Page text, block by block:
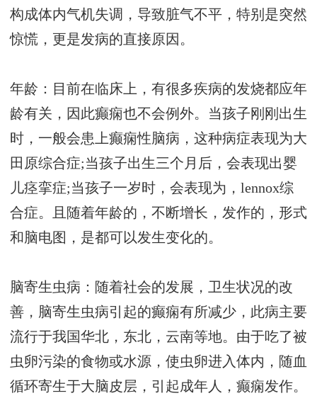
构成体内气机失调，导致脏气不平，特别是突然
惊慌，更是发病的直接原因。
年龄：目前在临床上，有很多疾病的发烧都应年
龄有关，因此癫痫也不会例外。当孩子刚刚出生
时，一般会患上癫痫性脑病，这种病症表现为大
田原综合症;当孩子出生三个月后，会表现出婴
儿痉挛症;当孩子一岁时，会表现为，lennox综
合症。且随着年龄的，不断增长，发作的，形式
和脑电图，是都可以发生变化的。
脑寄生虫病：随着社会的发展，卫生状况的改
善，脑寄生虫病引起的癫痫有所减少，此病主要
流行于我国华北，东北，云南等地。由于吃了被
虫卵污染的食物或水源，使虫卵进入体内，随血
循环寄生于大脑皮层，引起成年人，癫痫发作。